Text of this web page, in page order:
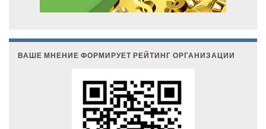
ВАШЕ МНЕНИЕ ФОРМИРУЕТ РЕЙТИНГ ОРГАНИЗАЦИИ